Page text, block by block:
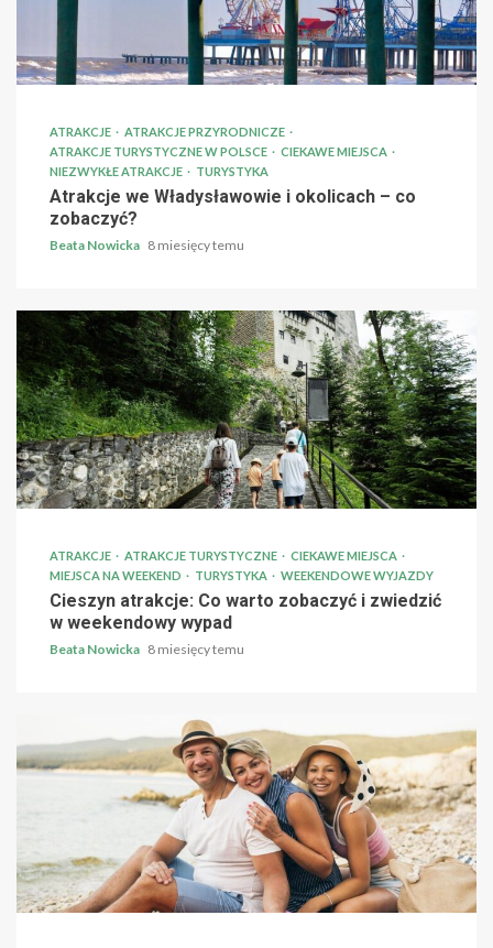
ATRAKCJE
ATRAKCJE PRZYRODNICZE
ATRAKCJE TURYSTYCZNE W POLSCE
CIEKAWE MIEJSCA
NIEZWYKŁE ATRAKCJE
TURYSTYKA
Atrakcje we Władysławowie i okolicach – co
zobaczyć?
Beata Nowicka 8 miesięcy temu
ATRAKCJE ATRAKCJE TURYSTYCZNE
CIEKAWE MIEJSCA
MIEJSCA NA WEEKEND
TURYSTYKA WEEKENDOWE WYJAZDY
Cieszyn atrakcje: Co warto zobaczyć i zwiedzić
w weekendowy wypad
Beata Nowicka 8 miesięcy temu